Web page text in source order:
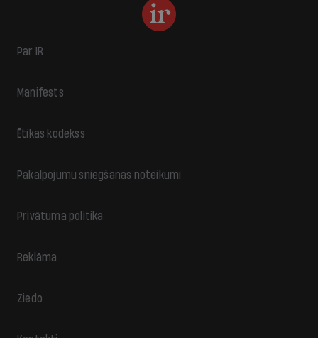
Par IR
Manifests
Ētikas kodekss
Pakalpojumu sniegšanas noteikumi
Privātuma politika
Reklāma
Ziedo